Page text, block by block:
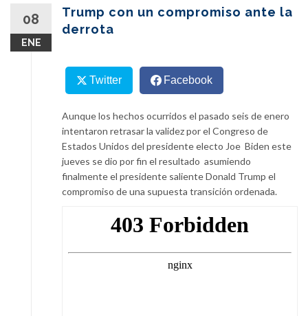
08
ENE
Trump con un compromiso ante la
derrota
Twitter Facebook
Aunque los hechos ocurridos el pasado seis de enero
intentaron retrasar la validez por el Congreso de
Estados Unidos del presidente electo Joe Biden este
jueves se dio por fin el resultado asumiendo
finalmente el presidente saliente Donald Trump el
compromiso de una supuesta transición ordenada.